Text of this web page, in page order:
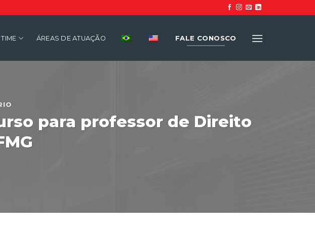
ÁREAS DE ATUAÇÃO FALE CONOSCO
para professor de Direito